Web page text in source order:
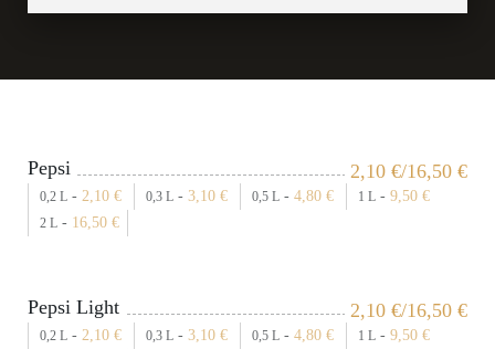
2,10 €/16,50 €
Pepsi
0,2 L - 2,10 € 0,3 L - 3,10 € 0,5 L - 4,80 € 1 L - 9,50 €
2 L - 16,50 €
2,10 €/16,50 €
Pepsi Light
0,2 L - 2,10 € 0,3 L - 3,10 € 0,5 L - 4,80 € 1 L - 9,50 €